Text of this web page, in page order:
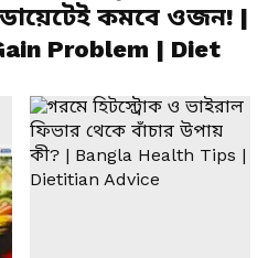
কমবে ওজন! |
Problem | Diet